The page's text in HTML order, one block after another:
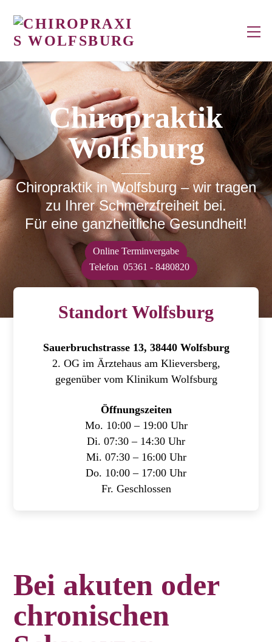
content
Chiropraktik
Wolfsburg
Chiropraktik in Wolfsburg – wir tragen
zu Ihrer Schmerzfreiheit bei.
Für eine ganzheitliche Gesundheit!
Online Terminvergabe
Telefon 05361 - 8480820
Standort Wolfsburg
Sauerbruchstrasse 13, 38440 Wolfsburg
2. OG im Ärztehaus am Klieversberg,
gegenüber vom Klinikum Wolfsburg
Öffnungszeiten
Mo. 10:00 – 19:00 Uhr
Di. 07:30 – 14:30 Uhr
Mi. 07:30 – 16:00 Uhr
Do. 10:00 – 17:00 Uhr
Fr. Geschlossen
Bei akuten oder
chronischen